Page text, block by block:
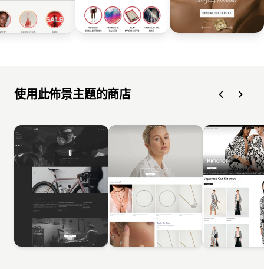
使用此佈景主題的商店